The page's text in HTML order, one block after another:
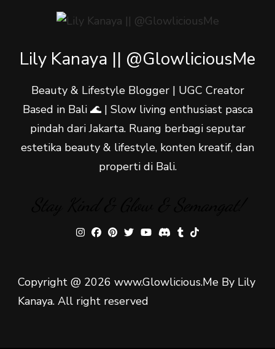
Lily Kanaya || @GlowliciousMe
Beauty & Lifestyle Blogger | UGC Creator
Based in Bali 🌊 | Slow living enthusiast pasca
pindah dari Jakarta. Ruang berbagi seputar
estetika beauty & lifestyle, konten kreatif, dan
properti di Bali.
Copyright @ 2026 www.Glowlicious.Me By Lily
Kanaya. All right reserved